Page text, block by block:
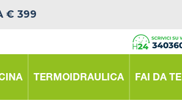
€ 399
TERMOIDRAULICA FAI DA TE